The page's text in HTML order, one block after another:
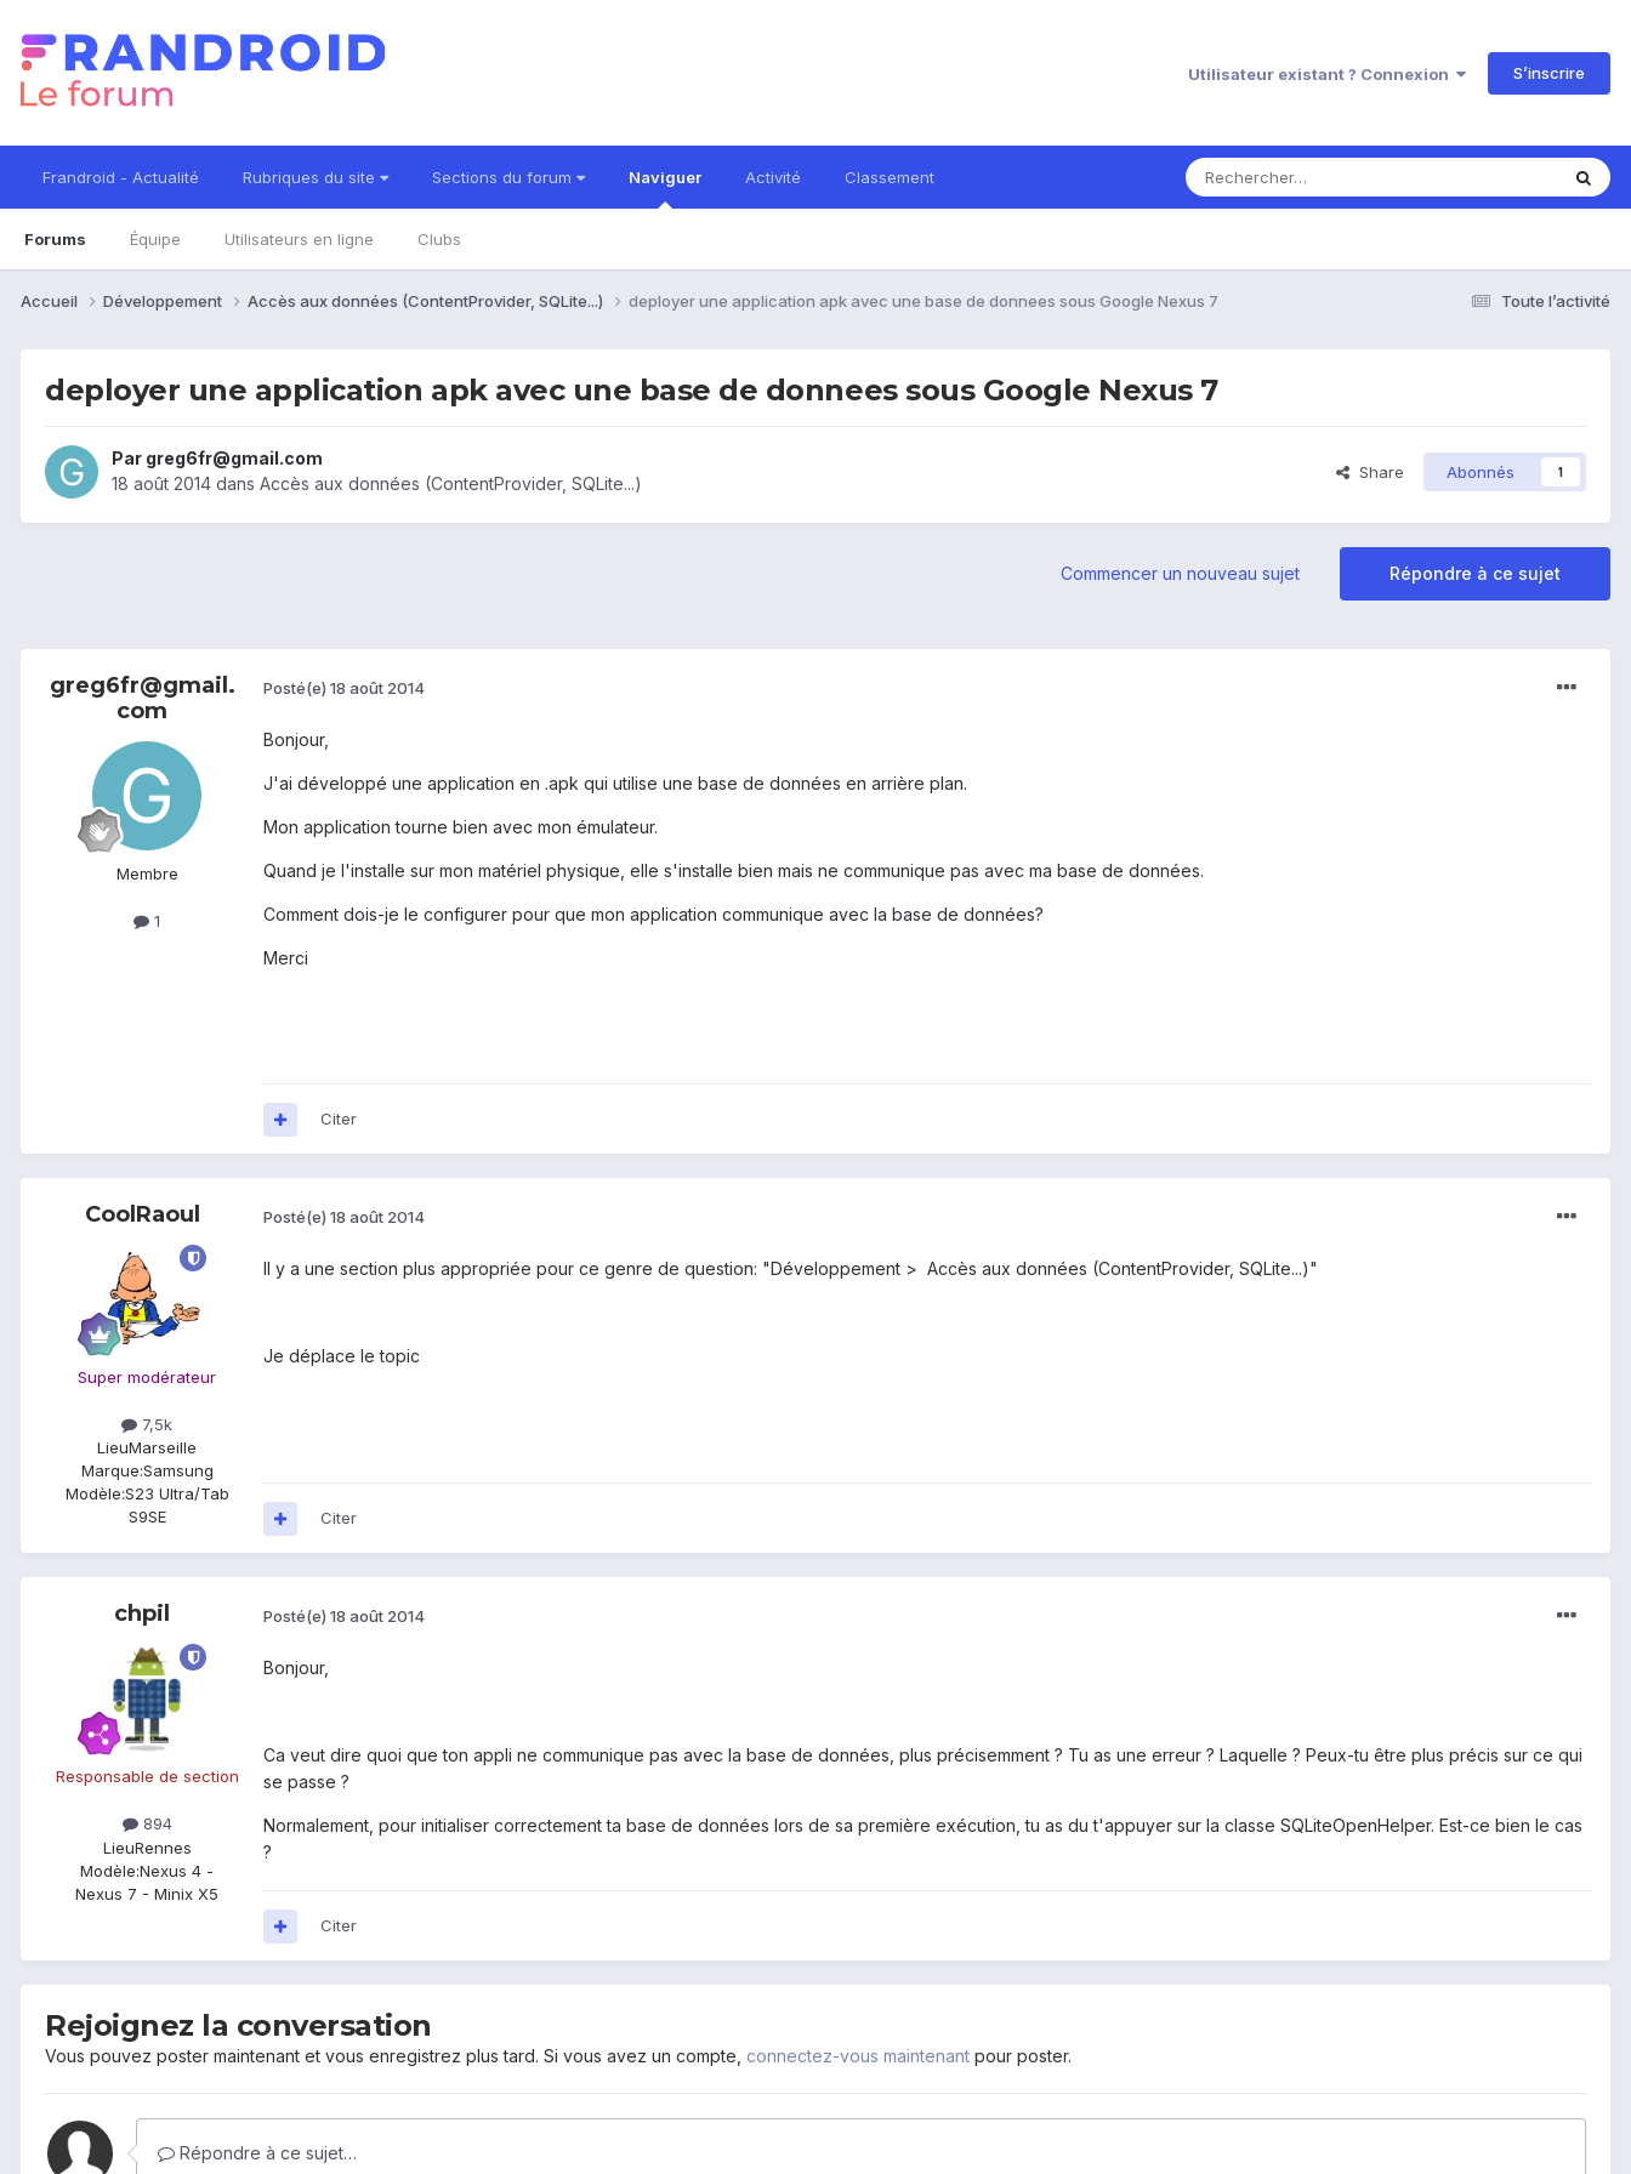
Utilisateur existant ? Connexion S’inscrire
Frandroid - Actualité Rubriques du site Sections du forum Naviguer
Forums Équipe Utilisateurs en ligne Clubs
Activité Classement
Toute l’activité
Accueil Développement Accès aux données (ContentProvider, SQLite...) deployer une application apk avec une base de donnees sous Google Nexus 7
deployer une application apk avec une base de donnees sous Google Nexus 7
Par greg6fr@gmail.com
18 août 2014 dans Accès aux données (ContentProvider, SQLite...)
Share Abonnés 1
Répondre à ce sujet
Commencer un nouveau sujet
greg6fr@gmail.
com
Membre
1
Posté(e) 18 août 2014
Bonjour,
J'ai développé une application en .apk qui utilise une base de données en arrière plan.
Mon application tourne bien avec mon émulateur.
Quand je l'installe sur mon matériel physique, elle s'installe bien mais ne communique pas avec ma base de données.
Comment dois-je le configurer pour que mon application communique avec la base de données?
Merci
Citer
CoolRaoul
Super modérateur
7,5k
LieuMarseille
Marque:Samsung
Modèle:S23 Ultra/Tab
S9SE
Posté(e) 18 août 2014
Il y a une section plus appropriée pour ce genre de question: "Développement > Accès aux données (ContentProvider, SQLite...)"
Je déplace le topic
Citer
chpil
Responsable de section
894
LieuRennes
Modèle:Nexus 4 -
Nexus 7 - Minix X5
Posté(e) 18 août 2014
Bonjour,
Ca veut dire quoi que ton appli ne communique pas avec la base de données, plus précisemment ? Tu as une erreur ? Laquelle ? Peux-tu être plus précis sur ce qui
se passe ?
Normalement, pour initialiser correctement ta base de données lors de sa première exécution, tu as du t'appuyer sur la classe SQLiteOpenHelper. Est-ce bien le cas
?
Citer
Rejoignez la conversation
Vous pouvez poster maintenant et vous enregistrez plus tard. Si vous avez un compte, connectez-vous maintenant pour poster.
Répondre à ce sujet…